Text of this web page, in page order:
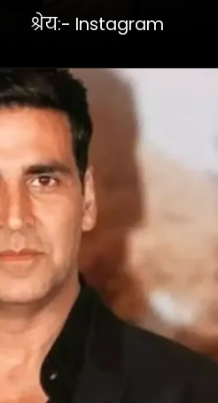
श्रेय:- Instagram